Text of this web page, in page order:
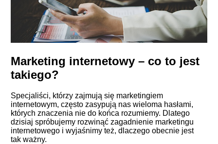
Marketing internetowy – co to jest
takiego?
Specjaliści, którzy zajmują się marketingiem
internetowym, często zasypują nas wieloma hasłami,
których znaczenia nie do końca rozumiemy. Dlatego
dzisiaj spróbujemy rozwinąć zagadnienie marketingu
internetowego i wyjaśnimy też, dlaczego obecnie jest
tak ważny.